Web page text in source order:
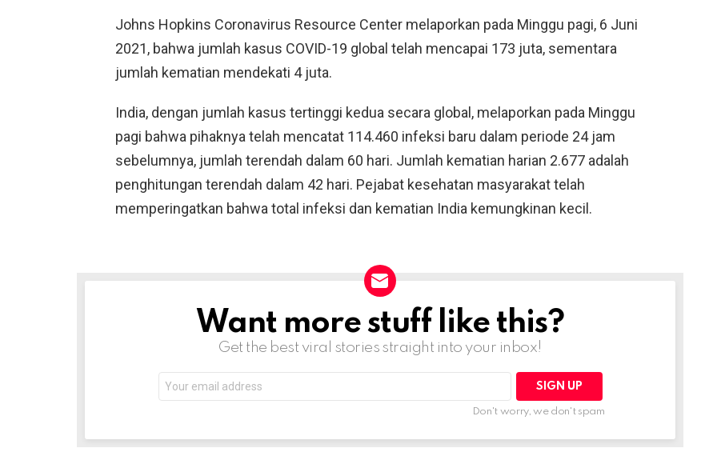
Johns Hopkins Coronavirus Resource Center melaporkan pada Minggu pagi, 6 Juni
2021, bahwa jumlah kasus COVID-19 global telah mencapai 173 juta, sementara
jumlah kematian mendekati 4 juta.
India, dengan jumlah kasus tertinggi kedua secara global, melaporkan pada Minggu
pagi bahwa pihaknya telah mencatat 114.460 infeksi baru dalam periode 24 jam
sebelumnya, jumlah terendah dalam 60 hari. Jumlah kematian harian 2.677 adalah
penghitungan terendah dalam 42 hari. Pejabat kesehatan masyarakat telah
memperingatkan bahwa total infeksi dan kematian India kemungkinan kecil.
NEWSLETTERWant more stuff like this?
Get the best viral stories straight into your inbox!
address:
Don't worry, we don't spam